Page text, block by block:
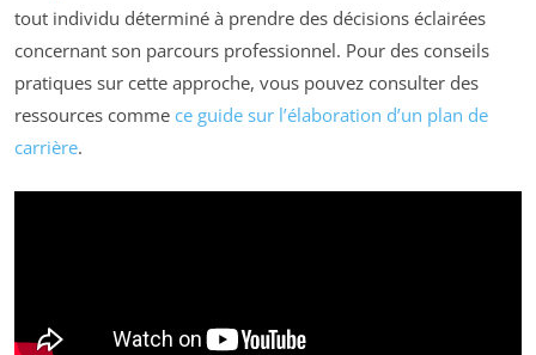
tout individu déterminé à prendre des décisions éclairées
concernant son parcours professionnel. Pour des conseils
pratiques sur cette approche, vous pouvez consulter des
ressources comme ce guide sur l’élaboration d’un plan de
carrière.